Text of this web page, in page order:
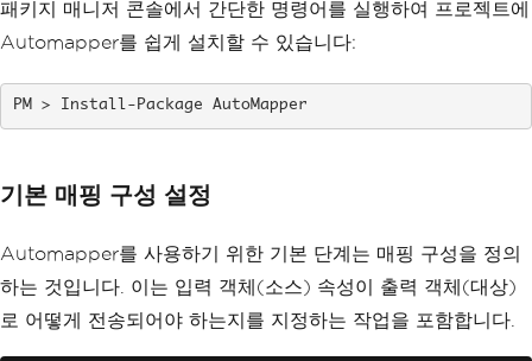
패키지 매니저 콘솔에서 간단한 명령어를 실행하여 프로젝트에
Automapper를 쉽게 설치할 수 있습니다:
Install-Package AutoMapper
기본 매핑 구성 설정
Automapper를 사용하기 위한 기본 단계는 매핑 구성을 정의
하는 것입니다. 이는 입력 객체(소스) 속성이 출력 객체(대상)
로 어떻게 전송되어야 하는지를 지정하는 작업을 포함합니다.